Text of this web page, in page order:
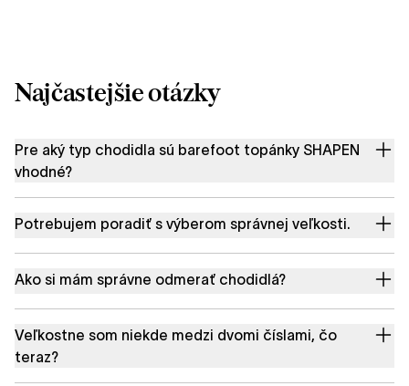
Najčastejšie otázky
Pre aký typ chodidla sú barefoot topánky SHAPEN
vhodné?
Potrebujem poradiť s výberom správnej veľkosti.
Ako si mám správne odmerať chodidlá?
Veľkostne som niekde medzi dvomi číslami, čo
teraz?